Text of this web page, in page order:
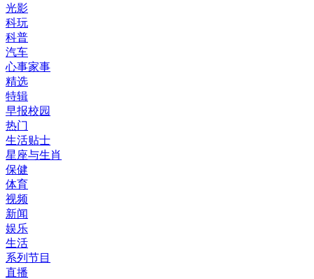
光影
科玩
科普
汽车
心事家事
精选
特辑
早报校园
热门
生活贴士
星座与生肖
保健
体育
视频
新闻
娱乐
生活
系列节目
直播